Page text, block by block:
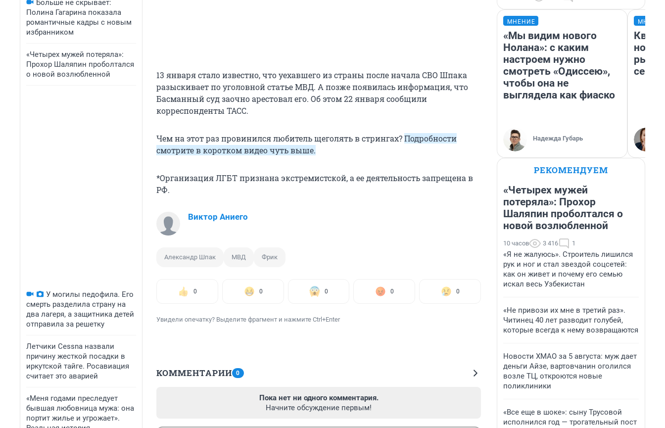
Больше не скрывает:
Полина Гагарина показала
романтичные кадры с новым
избранником
«Четырех мужей потеряла»:
Прохор Шаляпин проболтался
о новой возлюбленной
У могилы педофила. Его
смерть разделила страну на
два лагеря, а защитника детей
отправила за решетку
Летчики Cessna назвали
причину жесткой посадки в
иркутской тайге. Росавиация
считает это аварией
«Меня годами преследует
бывшая любовница мужа: она
портит жилье и угрожает».
13 января стало известно, что уехавшего из страны после начала СВО Шпака
разыскивает по уголовной статье МВД. А позже появилась информация, что
Басманный суд заочно арестовал его. Об этом 22 января сообщили
корреспонденты ТАСС.
Чем на этот раз провинился любитель щеголять в стрингах?Подробности
смотрите в коротком видео чуть выше.
*Организация ЛГБТ признана экстремистской, а ее деятельность запрещена в
РФ.
Виктор Аниего
Александр Шпак МВД Фрик
0 0 0 0 0
Увидели опечатку? Выделите фрагмент и нажмите Ctrl+Enter
КОММЕНТАРИИ 0
Пока нет ни одного комментария.
Начните обсуждение первым!
МНЕНИЕ
«Мы видим нового
Нолана»: с каким
настроем нужно
смотреть «Одиссею»,
чтобы она не
выглядела как фиаско
Надежда Губарь
но
РЕКОМЕНДУЕМ
«Четырех мужей
потеряла»: Прохор
Шаляпин проболтался о
новой возлюбленной
10 часов 3 416 1
«Я не жалуюсь». Строитель лишился
рук и ног и стал звездой соцсетей:
как он живет и почему его семью
искал весь Узбекистан
«Не привози их мне в третий раз».
Читинец 40 лет разводит голубей,
которые всегда к нему возвращаются
Новости ХМАО за 5 августа: муж дает
деньги Айзе, вартовчанин оголился
возле ТЦ, откроются новые
поликлиники
«Все еще в шоке»: сыну Трусовой
исполнился год — трогательный пост